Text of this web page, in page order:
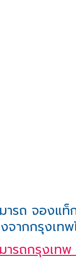
ารถ จองแ
จากกรุงเท
ารถกรุงเท